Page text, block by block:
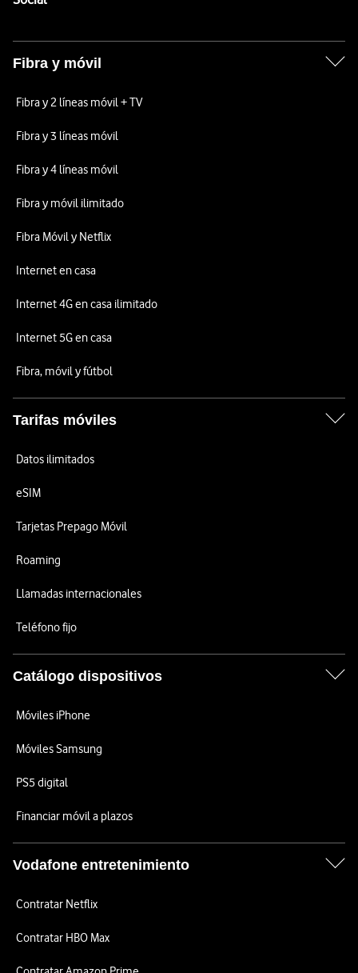
Fibra y móvil
Fibra y 2 líneas móvil + TV
Fibra y 3 líneas móvil
Fibra y 4 líneas móvil
Fibra y móvil ilimitado
Fibra Móvil y Netflix
Internet en casa
Internet 4G en casa ilimitado
Internet 5G en casa
Fibra, móvil y fútbol
Tarifas móviles
Datos ilimitados
eSIM
Tarjetas Prepago Móvil
Roaming
Llamadas internacionales
Teléfono fijo
Catálogo dispositivos
Móviles iPhone
Móviles Samsung
PS5 digital
Financiar móvil a plazos
Vodafone entretenimiento
Contratar Netflix
Contratar HBO Max